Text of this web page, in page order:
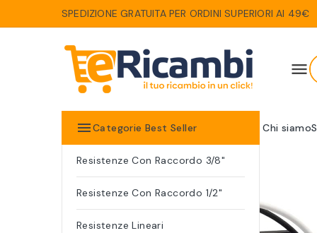
SPEDIZIONE GRATUITA PER ORDINI SUPERIORI AI 49€

Categorie Best Seller
Resistenze Con Raccordo 3/8"
Resistenze Con Raccordo 1/2"
Resistenze Lineari
Chi siamo
Precedente